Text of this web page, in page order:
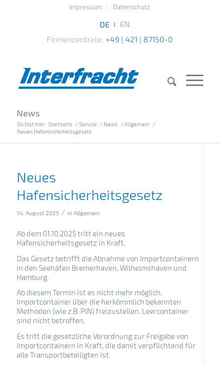
Impressum Datenschutz
Firmenzentrale: +49 | 421 | 87150-0
News
Du bist hier: Startseite / Service / News / Allgemein /
Neues Hafensicherheitsgesetz
Neues
Hafensicherheitsgesetz
14. August 2025 / in Allgemein
Ab dem 01.10.2025 tritt ein neues
Hafensicherheitsgesetz in Kraft.
Das Gesetz betrifft die Abnahme von Importcontainern
in den Seehäfen Bremerhaven, Wilhelmshaven und
Hamburg.
Ab diesem Termin ist es nicht mehr möglich,
Importcontainer über die herkömmlich bekannten
Methoden (wie z.B. PIN) freizustellen. Leercontainer
sind nicht betroffen.
Es tritt die gesetzliche Verordnung zur Freigabe von
Importcontainern in Kraft, die damit verpflichtend für
alle Transportbeteiligten ist.